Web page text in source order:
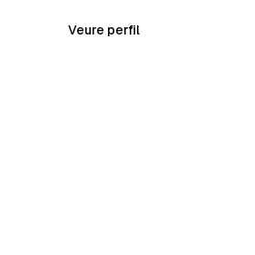
Veure perfil